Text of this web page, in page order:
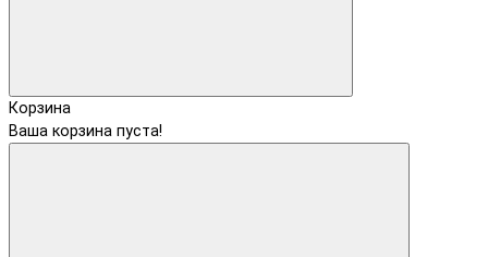
Корзина
Ваша корзина пуста!